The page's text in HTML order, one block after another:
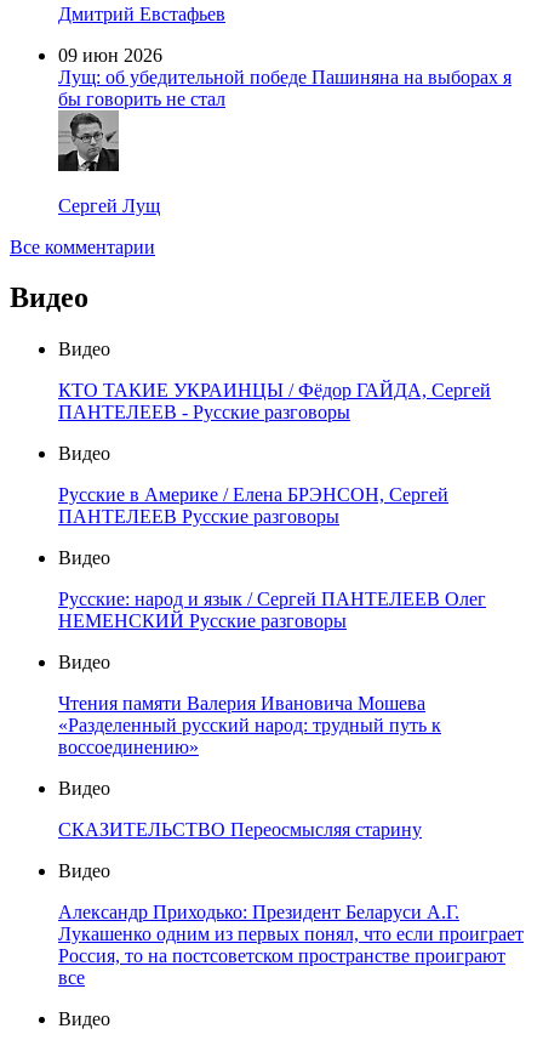
Дмитрий Евстафьев
09 июн 2026
Лущ: об убедительной победе Пашиняна на выборах я
бы говорить не стал
Сергей Лущ
Все комментарии
Видео
Видео
КТО ТАКИЕ УКРАИНЦЫ / Фёдор ГАЙДА, Сергей
ПАНТЕЛЕЕВ - Русские разговоры
Видео
Русские в Америке / Елена БРЭНСОН, Сергей
ПАНТЕЛЕЕВ Русские разговоры
Видео
Русские: народ и язык / Сергей ПАНТЕЛЕЕВ Олег
НЕМЕНСКИЙ Русские разговоры
Видео
Чтения памяти Валерия Ивановича Мошева
«Разделенный русский народ: трудный путь к
воссоединению»
Видео
СКАЗИТЕЛЬСТВО Переосмысляя старину
Видео
Александр Приходько: Президент Беларуси А.Г.
Лукашенко одним из первых понял, что если проиграет
Россия, то на постсоветском пространстве проиграют
все
Видео